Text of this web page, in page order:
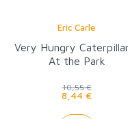
Eric Carle
Very Hungry
At the Park
10,55 €
8,44 €